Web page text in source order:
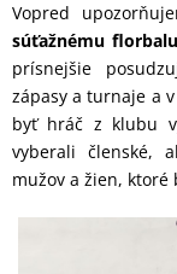
Vopred
súťažnému florbalu
prísnejšie
zápasy a turnaje a
byť hráč z klubu
vyberali členské,
mužov a žien,